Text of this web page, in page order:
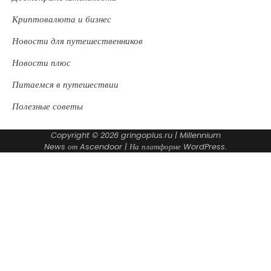
Криптовалюта и бизнес
Новости для путешественников
Новости плюс
Питаемся в путешествии
Полезные советы
Copyright © 2026 gringoplus.ru| Millennium
News от Ascendoor | На платформе WordPress.